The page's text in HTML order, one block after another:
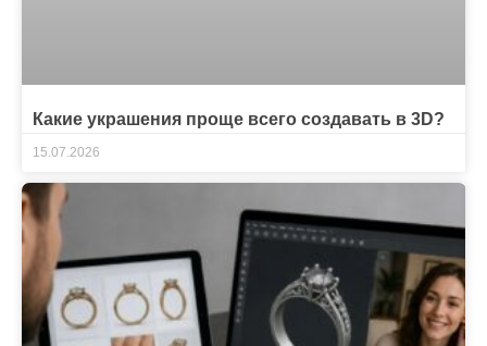
Какие украшения проще всего создавать в 3D?
15.07.2026